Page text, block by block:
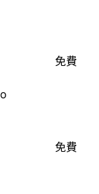
免費
免費